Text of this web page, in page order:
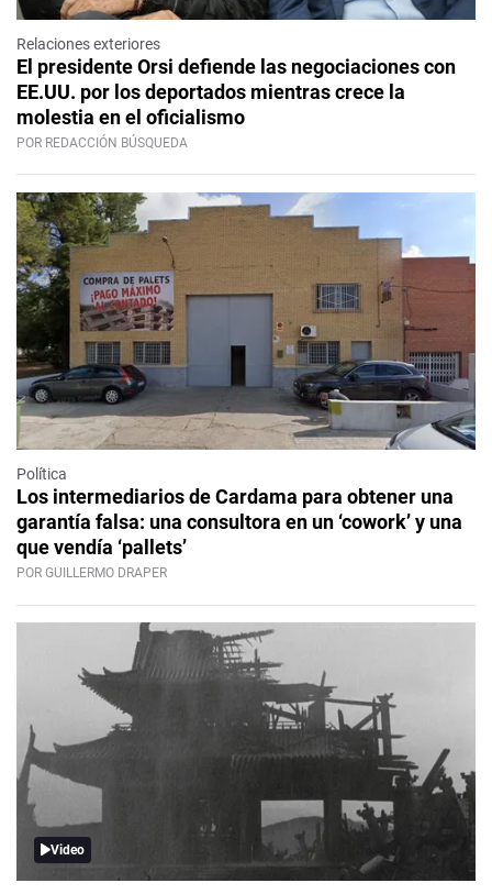
Relaciones exteriores
El presidente Orsi defiende las negociaciones con
EE.UU. por los deportados mientras crece la
molestia en el oficialismo
POR REDACCIÓN BÚSQUEDA
Política
Los intermediarios de Cardama para obtener una
garantía falsa: una consultora en un ‘cowork’ y una
que vendía ‘pallets’
POR GUILLERMO DRAPER
Video